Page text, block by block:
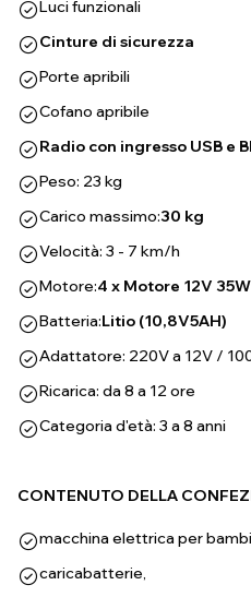
Luci funzionali
Cinture di sicurezza
Porte apribili
Cofano apribile
Radio con ingresso USB e
Peso: 23 kg
Carico massimo:30 kg
Velocità: 3 - 7 km/h
Motore:4 x Motore 12V 35W
Batteria:Litio (10,8V5AH)
Adattatore: 220V a 12V /
Ricarica: da 8 a 12 ore
Categoria d'età: 3 a 8 anni
CONTENUTO DELLA
macchina elettrica per
caricabatterie,